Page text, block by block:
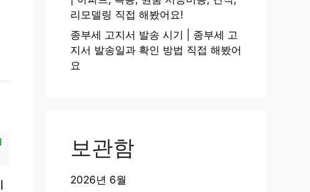
리모델링 직접 해봤어요!
종부세 고지서 발송 시기 | 종부세 고
지서 발송일과 확인 방법 직접 해봤어
요
보관함
2026년 6월